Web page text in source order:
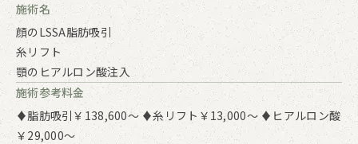
施術名
顔のLSSA脂肪吸引
糸リフト
顎のヒアルロン酸注入
施術参考料金
♦脂肪吸引￥138,600～ ♦糸リフト￥13,000～ ♦ヒアルロン酸
￥29,000～